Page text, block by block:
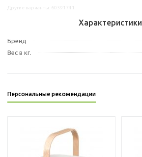
Характеристики
Бренд
Вес в кг.
Персональные рекомендации